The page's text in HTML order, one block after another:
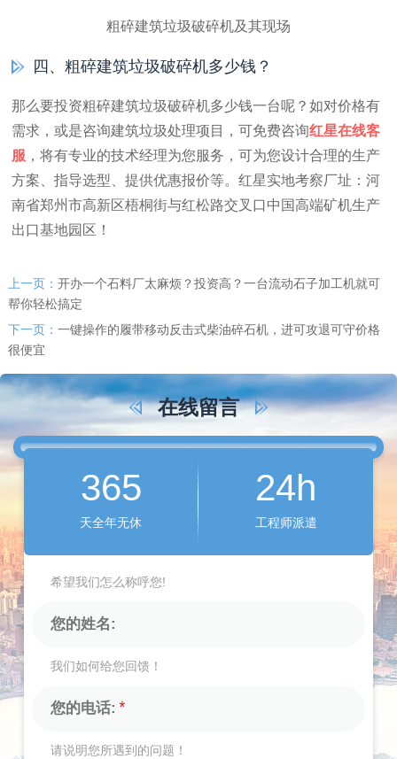
粗碎建筑垃圾破碎机及其现场
四、粗碎建筑垃圾破碎机多少钱？
那么要投资粗碎建筑垃圾破碎机多少钱一台呢？如对价格有
需求，或是咨询建筑垃圾处理项目，可免费咨询红星在线客
服 ，将有专业的技术经理为您服务，可为您设计合理的生产
方案、指导选型、提供优惠报价等。红星实地考察厂址：河
南省郑州市高新区梧桐街与红松路交叉口中国高端矿机生产
出口基地园区！
上一页： 开办一个石料厂太麻烦？投资高？一台流动石子加工机就可
帮你轻松搞定
下一页： 一键操作的履带移动反击式柴油碎石机，进可攻退可守价格
很便宜
在线留言
365
天全年无休
24h
工程师派遣
希望我们怎么称呼您!
我们如何给您回馈！
请说明您所遇到的问题！